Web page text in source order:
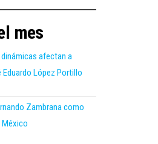
mes
afectan a
López Portillo
Zambrana como
México